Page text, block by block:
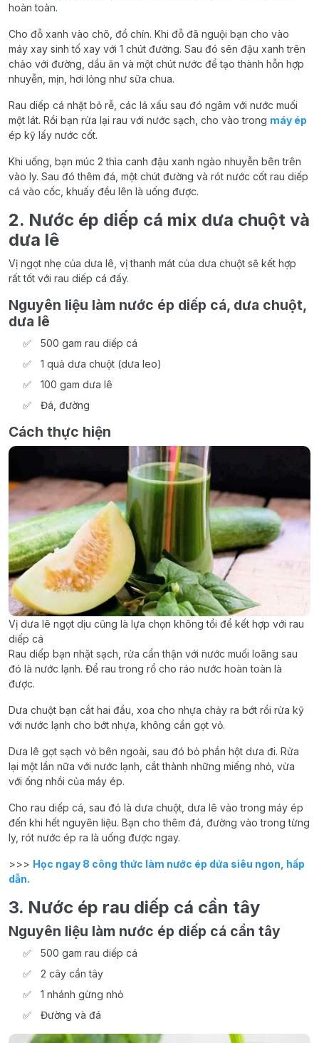
hoàn toàn.
Cho đỗ xanh vào chõ, đồ chín. Khi đỗ đã nguội bạn cho vào
máy xay sinh tố xay với 1 chút đường. Sau đó sên đậu xanh trên
chảo với đường, dầu ăn và một chút nước để tạo thành hỗn hợp
nhuyễn, mịn, hơi lỏng như sữa chua.
Rau diếp cá nhặt bỏ rễ, các lá xấu sau đó ngâm với nước muối
một lát. Rồi bạn rửa lại rau với nước sạch, cho vào trong máy ép
ép kỹ lấy nước cốt.
Khi uống, bạn múc 2 thìa canh đậu xanh ngào nhuyễn bên trên
vào ly. Sau đó thêm đá, một chút đường và rót nước cốt rau diếp
cá vào cốc, khuấy đều lên là uống được.
2. Nước ép diếp cá mix dưa chuột và
dưa lê
Vị ngọt nhẹ của dưa lê, vị thanh mát của dưa chuột sẽ kết hợp
rất tốt với rau diếp cá đấy.
Nguyên liệu làm nước ép diếp cá, dưa chuột,
dưa lê
500 gam rau diếp cá
1 quả dưa chuột (dưa leo)
100 gam dưa lê
Đá, đường
Cách thực hiện
Vị dưa lê ngọt dịu cũng là lựa chọn không tồi để kết hợp với rau
diếp cá
Rau diếp bạn nhặt sạch, rửa cẩn thận với nước muối loãng sau
đó là nước lạnh. Để rau trong rổ cho ráo nước hoàn toàn là
được.
Dưa chuột bạn cắt hai đầu, xoa cho nhựa chảy ra bớt rồi rửa kỹ
với nước lạnh cho bớt nhựa, không cần gọt vỏ.
Dưa lê gọt sạch vỏ bên ngoài, sau đó bỏ phần hột dưa đi. Rửa
lại một lần nữa với nước lạnh, cắt thành những miếng nhỏ, vừa
với ống nhồi của máy ép.
Cho rau diếp cá, sau đó là dưa chuột, dưa lê vào trong máy ép
đến khi hết nguyên liệu. Bạn cho thêm đá, đường vào trong từng
ly, rót nước ép ra là uống được ngay.
>>> Học ngay 8 công thức làm nước ép dứa siêu ngon, hấp
dẫn.
3. Nước ép rau diếp cá cần tây
Nguyên liệu làm nước ép diếp cá cần tây
500 gam rau diếp cá
2 cây cần tây
1 nhánh gừng nhỏ
Đường và đá